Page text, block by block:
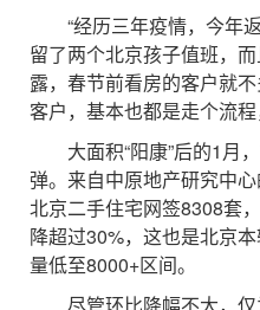
“经历三年疫情，今年
留了两个北京孩子值班，
露，春节前看房的客户就
客户，基本也都是走个流程
大面积“阳康”后的1月
弹。来自中原地产研究中
北京二手住宅网签8308套
降超过30%，这也是北京
量低至8000+区间。